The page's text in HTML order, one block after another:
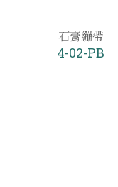
石膏繃帶
4-02-PB